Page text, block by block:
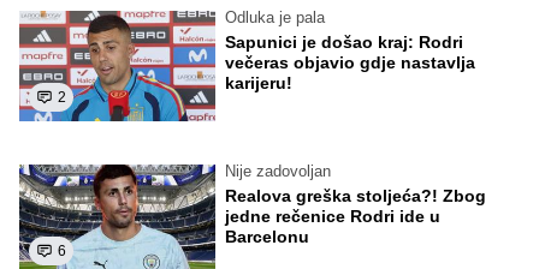
2
Odluka je pala
Sapunici je došao kraj: Rodri
večeras objavio gdje nastavlja
karijeru!
6
Nije zadovoljan
Realova greška stoljeća?! Zbog
jedne rečenice Rodri ide u
Barcelonu